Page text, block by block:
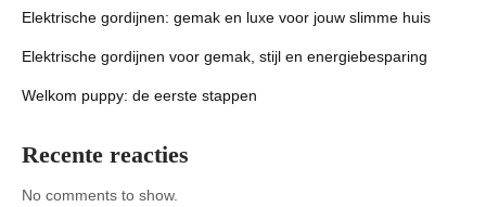
Elektrische gordijnen: gemak en luxe voor jouw slimme huis
Elektrische gordijnen voor gemak, stijl en energiebesparing
Welkom puppy: de eerste stappen
Recente reacties
No comments to show.